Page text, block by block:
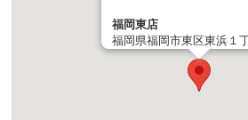
お知らせ
【重要なお知らせ】クレジットカード情報最新
福岡東店
福岡県福岡市東区東浜１